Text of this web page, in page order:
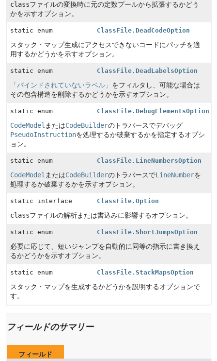
classファイルの変換時に元の定数プールから拡張するかどう
かを示すオプション。
static enum ClassFile.DeadCodeOption
スタック・マップ生成にアクセスできないコードにパッチを適
用するかどうかを示すオプション。
static enum ClassFile.DeadLabelsOption
「バインドされていないラベル」 をフィルタし、可能な場合は
その包含構造を削除するかどうかを示すオプション。
static enum ClassFile.DebugElementsOption
CodeModel またはCodeBuilderのトラバースでデバッグ
PseudoInstructionを処理するか破棄するかを指定するオプシ
ョン。
static enum ClassFile.LineNumbersOption
CodeModel またはCodeBuilderのトラバースでLineNumberを
処理するか破棄するかを示すオプション。
static interface ClassFile.Option
classファイルの解析または書込みに影響するオプション。
static enum ClassFile.ShortJumpsOption
必要に応じて、短いジャンプを自動的に同等の指示に書き換え
るかどうかを示すオプション。
static enum ClassFile.StackMapsOption
スタック・マップを生成するかどうかを説明するオプションで
す。
フィールドのサマリー
フィールド